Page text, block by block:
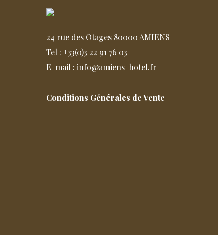
24 rue des Otages 80000 AMIENS
Tel : +33(0)3 22 91 76 03
E-mail : info@amiens-hotel.fr
Conditions Générales de Vente